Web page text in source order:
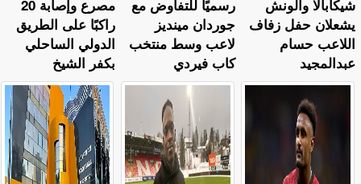
مصرع وإصابة 20
راكبًا على الطريق
الدولي الساحلي
بكفر الشيخ
رسميًا للتفاوض مع
جوردان مينديز
لاعب وسط منتخب
كاب فيردي
شيكابالا والونش
يشعلان حفل زفاف
اللاعب حسام
عبدالمجيد